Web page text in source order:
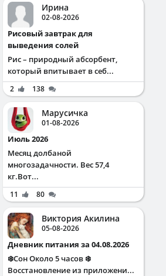
Ирина
02-08-2026
Рисовый завтрак для
выведения солей
Рис – природный абсорбент,
который впитывает в себ...
2 138
Марусичка
01-08-2026
Июль 2026
Месяц долбаной
многозадачности. Вес 57,4
кг.Вот...
11 80
Виктория Акилина
05-08-2026
Дневник питания за 04.08.2026
❄️Сон Около 5 часов ❄️
Восстановление из приложени...